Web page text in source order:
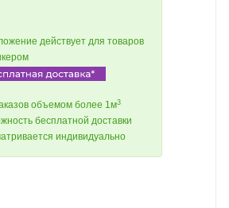
действует для товаров
объемом более 1м3
бесплатной доставки
индивидуально